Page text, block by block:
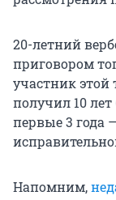
20-летний
приговором
участник этой
получил 10
первые 3 года
Напомним,